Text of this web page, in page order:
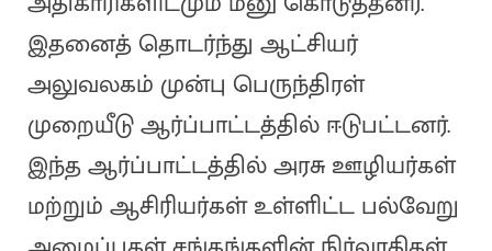
இதனைத் தொடர்ந்து ஆட்சியர்
அலுவலகம் முன்பு பெருந்திரள்
முறையீடு ஆர்ப்பாட்டத்தில் ஈடுபட்டனர்.
இந்த ஆர்ப்பாட்டத்தில் அரசு ஊழியர்கள்
மற்றும் ஆசிரியர்கள் உள்ளிட்ட பல்வேறு